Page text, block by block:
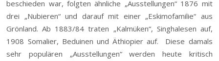
beschieden war, folgten ähnliche „Ausstellungen“ 1876 mit
drei „Nubieren“ und darauf mit einer „Eskimofamilie“ aus
Grönland. Ab 1883/84 traten „Kalmüken“, Singhalesen auf,
1908 Somalier, Beduinen und Äthiopier auf. Diese damals
sehr populären „Ausstellungen“ werden heute kritisch